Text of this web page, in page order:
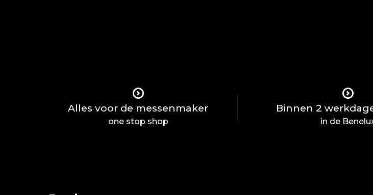
Alles voor de messenmaker
one stop shop
Binnen 2
in de